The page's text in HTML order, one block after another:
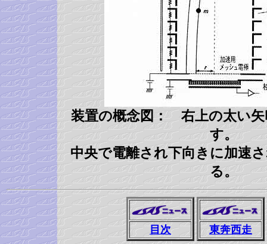
装置の概念図： 右上の太い矢
す。
中央で電離され下向きに加速
る。
目次 東奔西走